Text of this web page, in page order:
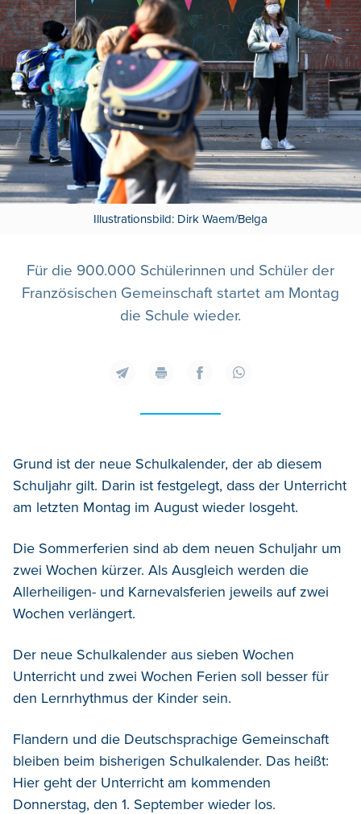
Illustrationsbild: Dirk Waem/Belga
Für die 900.000 Schülerinnen und Schüler der
Französischen Gemeinschaft startet am Montag
die Schule wieder.
Grund ist der neue Schulkalender, der ab diesem
Schuljahr gilt. Darin ist festgelegt, dass der Unterricht
am letzten Montag im August wieder losgeht.
Die Sommerferien sind ab dem neuen Schuljahr um
zwei Wochen kürzer. Als Ausgleich werden die
Allerheiligen- und Karnevalsferien jeweils auf zwei
Wochen verlängert.
Der neue Schulkalender aus sieben Wochen
Unterricht und zwei Wochen Ferien soll besser für
den Lernrhythmus der Kinder sein.
Flandern und die Deutschsprachige Gemeinschaft
bleiben beim bisherigen Schulkalender. Das heißt:
Hier geht der Unterricht am kommenden
Donnerstag, den 1. September wieder los.